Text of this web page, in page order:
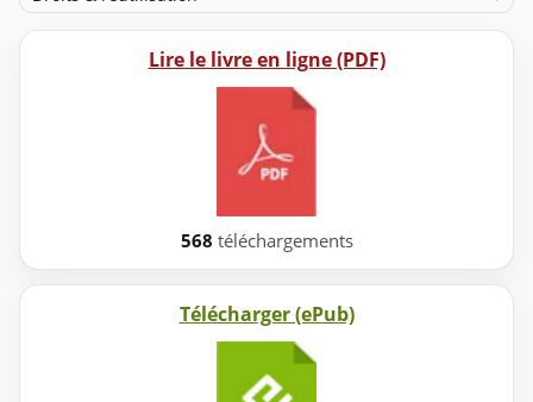
Lire le livre en ligne (PDF)
568 téléchargements
Télécharger (ePub)